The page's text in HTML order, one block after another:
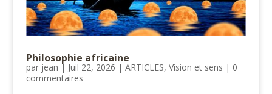
Philosophie africaine
par jean | Juil 22, 2026 | ARTICLES, Vision et sens | 0
commentaires